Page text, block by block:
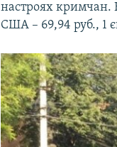
настроях кримчан.
США – 69,94 руб., 1